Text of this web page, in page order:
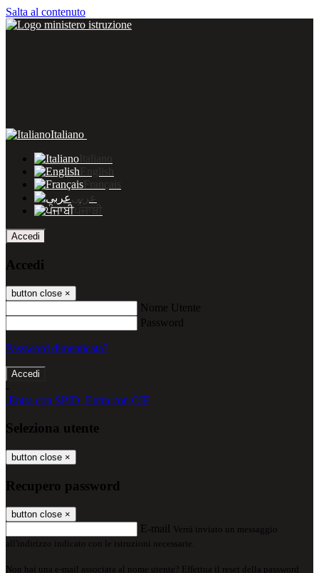
Salta al contenuto
Italiano
Italiano
English
Français
عربى
ਪੰਜਾਬੀ
Accedi
Accedi
button close ×
Nome Utente
Password
Password dimenticata?
-
Entra con SPID Entra con CIE
Seleziona utente
button close ×
Recupero password
button close ×
E-mail Verrà inviato un messaggio
all'indirizzo indicato con le istruzioni necessarie.
Non hai una e-mail associata al nome utente? Effettua il reset della password